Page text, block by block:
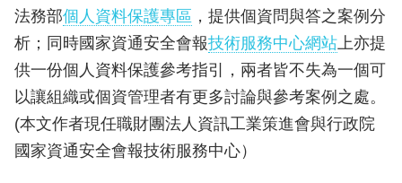
法務部個人資料保護專區 ，提供個資問與答之案例分
析；同時國家資通安全會報技術服務中心網站上亦提
供一份個人資料保護參考指引，兩者皆不失為一個可
以讓組織或個資管理者有更多討論與參考案例之處。
(本文作者現任職財團法人資訊工業策進會與行政院
國家資通安全會報技術服務中心）